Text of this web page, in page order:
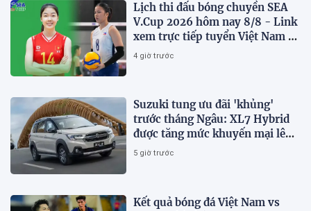
Lịch thi đấu bóng chuyền SEA
V.Cup 2026 hôm nay 8/8 - Link
xem trực tiếp tuyển Việt Nam vs
Philippines
4 giờ trước
Suzuki tung ưu đãi 'khủng'
trước tháng Ngâu: XL7 Hybrid
được tăng mức khuyến mại lên
75 triệu đồng
5 giờ trước
Kết quả bóng đá Việt Nam vs